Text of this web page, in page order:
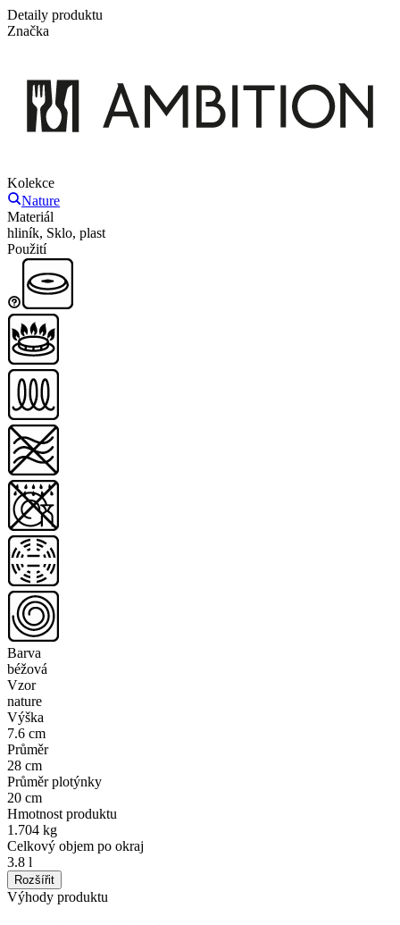
Detaily produktu
Značka
Kolekce
Nature
Materiál
hliník, Sklo, plast
Použití
Barva
béžová
Vzor
nature
Výška
7.6 cm
Průměr
28 cm
Průměr plotýnky
20 cm
Hmotnost produktu
1.704 kg
Celkový objem po okraj
3.8 l
Rozšířit
Výhody produktu